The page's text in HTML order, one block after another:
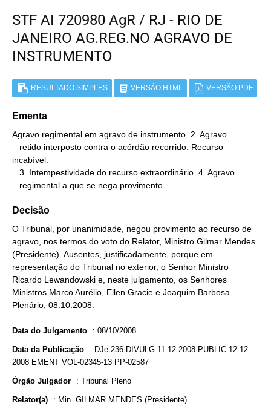
STF AI 720980 AgR / RJ - RIO DE
JANEIRO AG.REG.NO AGRAVO DE
INSTRUMENTO
RESULTADO SIMPLES VERSÃO HTML VERSÃO PDF
Ementa
Agravo regimental em agravo de instrumento. 2. Agravo
incabível.
   regimental a que se nega provimento.
Decisão
O Tribunal, por unanimidade, negou provimento ao recurso de
agravo, nos termos do voto do Relator, Ministro Gilmar Mendes
(Presidente). Ausentes, justificadamente, porque em
representação do Tribunal no exterior, o Senhor Ministro
Ricardo Lewandowski e, neste julgamento, os Senhores
Ministros Marco Aurélio, Ellen Gracie e Joaquim Barbosa.
Plenário, 08.10.2008.
Data do Julgamento : 08/10/2008
Data da Publicação : DJe-236 DIVULG 11-12-2008 PUBLIC 12-12-
2008 EMENT VOL-02345-13 PP-02587
Órgão Julgador : Tribunal Pleno
Relator(a) : Min. GILMAR MENDES (Presidente)